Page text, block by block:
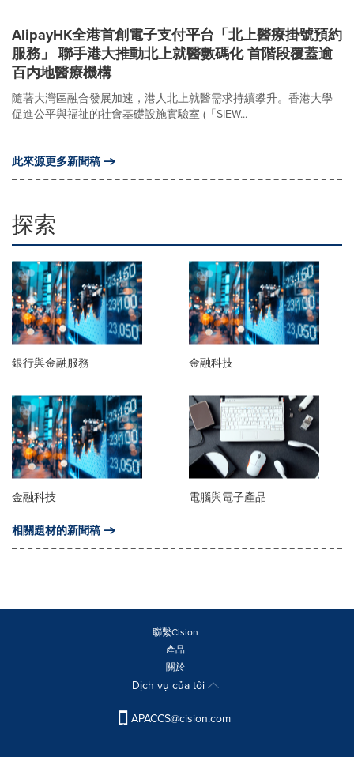
AlipayHK全港首創電子支付平台「北上醫療掛號預約
服務」 聯手港大推動北上就醫數碼化 首階段覆蓋逾
百内地醫療機構
隨著大灣區融合發展加速，港人北上就醫需求持續攀升。香港大學
促進公平與福祉的社會基礎設施實驗室 (「SIEW...
此來源更多新聞稿
探索
銀行與金融服務 金融科技
金融科技 電腦與電子產品
相關題材的新聞稿
聯繫Cision
產品
關於
Dịch vụ của tôi
APACCS@cision.com